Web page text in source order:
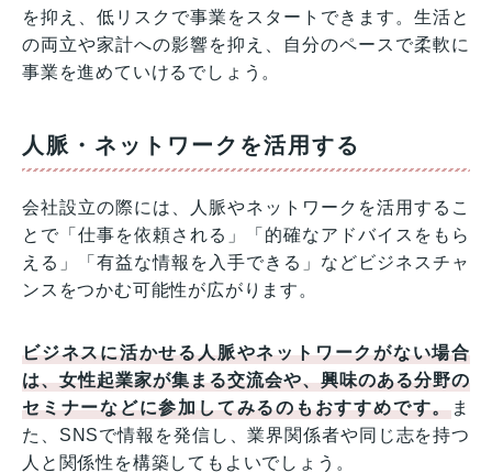
を抑え、低リスクで事業をスタートできます。生活と
の両立や家計への影響を抑え、自分のペースで柔軟に
事業を進めていけるでしょう。
人脈・ネットワークを活用する
会社設立の際には、人脈やネットワークを活用するこ
とで「仕事を依頼される」「的確なアドバイスをもら
える」「有益な情報を入手できる」などビジネスチャ
ンスをつかむ可能性が広がります。
ビジネスに活かせる人脈やネットワークがない場合
は、女性起業家が集まる交流会や、興味のある分野の
セミナーなどに参加してみるのもおすすめです。ま
た、SNSで情報を発信し、業界関係者や同じ志を持つ
人と関係性を構築してもよいでしょう。